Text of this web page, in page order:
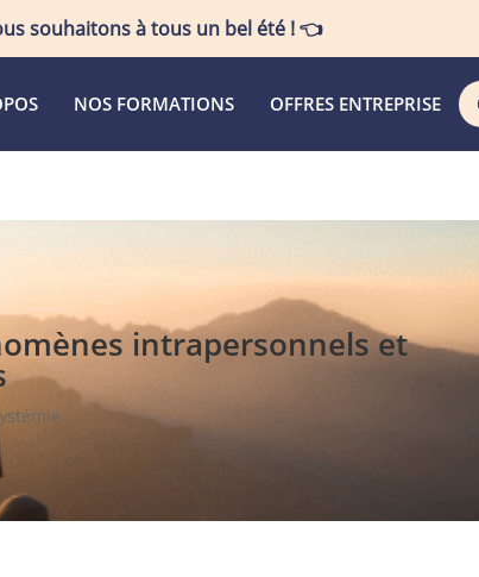
souhaitons à tous un bel été !👈
NOS FORMATIONS OFFRES ENTREPRISE
intrapersonnels et